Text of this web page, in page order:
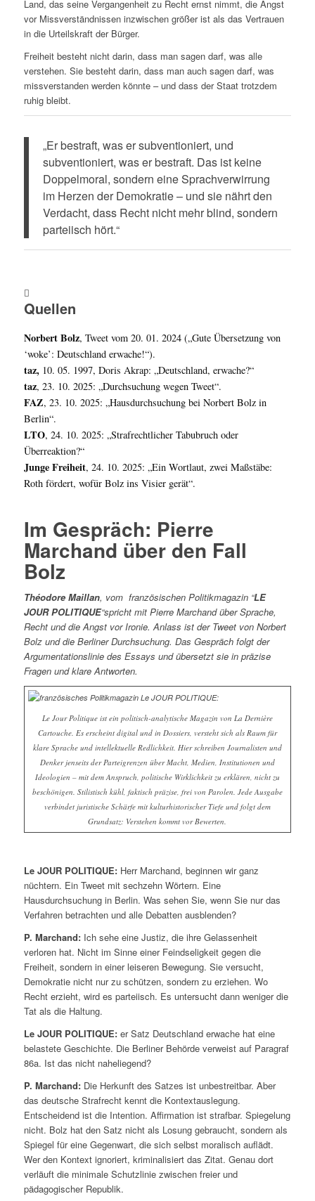
Land, das seine Vergangenheit zu Recht ernst nimmt, die Angst
vor Missverständnissen inzwischen größer ist als das Vertrauen
in die Urteilskraft der Bürger.
Freiheit besteht nicht darin, dass man sagen darf, was alle
verstehen. Sie besteht darin, dass man auch sagen darf, was
missverstanden werden könnte – und dass der Staat trotzdem
ruhig bleibt.
„Er bestraft, was er subventioniert, und
subventioniert, was er bestraft. Das ist keine
Doppelmoral, sondern eine Sprachverwirrung
im Herzen der Demokratie – und sie nährt den
Verdacht, dass Recht nicht mehr blind, sondern
parteiisch hört.“
Quellen
Norbert Bolz, Tweet vom 20. 01. 2024 („Gute Übersetzung von
‘woke’: Deutschland erwache!“).
taz,10. 05. 1997, Doris Akrap: „Deutschland, erwache?“
taz, 23. 10. 2025: „Durchsuchung wegen Tweet“.
FAZ, 23. 10. 2025: „Hausdurchsuchung bei Norbert Bolz in
Berlin“.
LTO, 24. 10. 2025: „Strafrechtlicher Tabubruch oder
Überreaktion?“
Junge Freiheit, 24. 10. 2025: „Ein Wortlaut, zwei Maßstäbe:
Roth fördert, wofür Bolz ins Visier gerät“.
Im Gespräch: Pierre
Marchand über den Fall
Bolz
Théodore Maillan, vom französischen Politikmagazin “LE
JOUR POLITIQUE“spricht mit Pierre Marchand über Sprache,
Recht und die Angst vor Ironie. Anlass ist der Tweet von Norbert
Bolz und die Berliner Durchsuchung. Das Gespräch folgt der
Argumentationslinie des Essays und übersetzt sie in präzise
Fragen und klare Antworten.
Le Jour Politique ist ein politisch-analytische Magazin von La Dernière
Cartouche. Es erscheint digital und in Dossiers, versteht sich als Raum für
klare Sprache und intellektuelle Redlichkeit. Hier schreiben Journalisten und
Denker jenseits der Parteigrenzen über Macht, Medien, Institutionen und
Ideologien – mit dem Anspruch, politische Wirklichkeit zu erklären, nicht zu
beschönigen. Stilistisch kühl, faktisch präzise, frei von Parolen. Jede Ausgabe
verbindet juristische Schärfe mit kulturhistorischer Tiefe und folgt dem
Grundsatz: Verstehen kommt vor Bewerten.
Le JOUR POLITIQUE:Herr Marchand, beginnen wir ganz
nüchtern. Ein Tweet mit sechzehn Wörtern. Eine
Hausdurchsuchung in Berlin. Was sehen Sie, wenn Sie nur das
Verfahren betrachten und alle Debatten ausblenden?
P. Marchand:Ich sehe eine Justiz, die ihre Gelassenheit
verloren hat. Nicht im Sinne einer Feindseligkeit gegen die
Freiheit, sondern in einer leiseren Bewegung. Sie versucht,
Demokratie nicht nur zu schützen, sondern zu erziehen. Wo
Recht erzieht, wird es parteiisch. Es untersucht dann weniger die
Tat als die Haltung.
Le JOUR POLITIQUE:er Satz Deutschland erwache hat eine
belastete Geschichte. Die Berliner Behörde verweist auf Paragraf
86a. Ist das nicht naheliegend?
P. Marchand: Die Herkunft des Satzes ist unbestreitbar. Aber
das deutsche Strafrecht kennt die Kontextauslegung.
Entscheidend ist die Intention. Affirmation ist strafbar. Spiegelung
nicht. Bolz hat den Satz nicht als Losung gebraucht, sondern als
Spiegel für eine Gegenwart, die sich selbst moralisch auflädt.
Wer den Kontext ignoriert, kriminalisiert das Zitat. Genau dort
verläuft die minimale Schutzlinie zwischen freier und
pädagogischer Republik.